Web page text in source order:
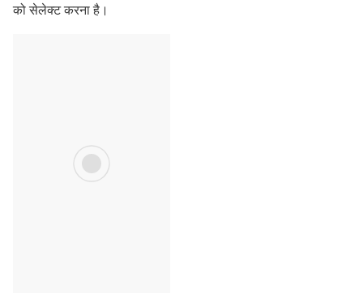
को सेलेक्ट करना है।